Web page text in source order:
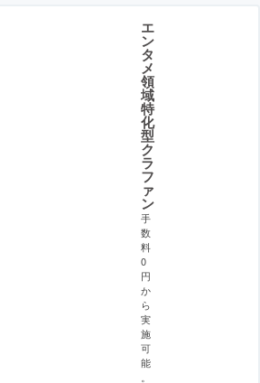
エ
ン
タ
メ
領
域
特
化
型
ク
ラ
フ
ァ
ン
手
数
料
0
円
か
ら
実
施
可
能